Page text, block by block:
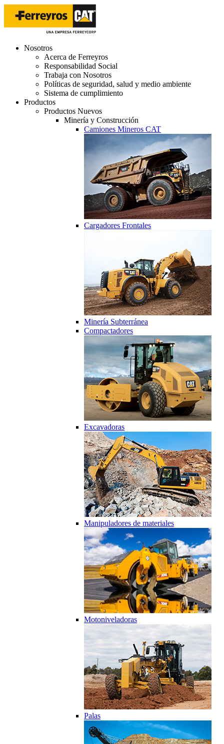
Nosotros
Acerca de Ferreyros
Responsabilidad Social
Trabaja con Nosotros
Políticas de seguridad, salud y medio ambiente
Sistema de cumplimiento
Productos
Productos Nuevos
Minería y Construcción
Camiones Mineros CAT
Cargadores Frontales
Minería Subterránea
Compactadores
Excavadoras
Manipuladores de materiales
Motoniveladoras
Palas